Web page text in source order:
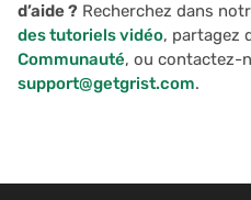
d’aide ? Recherchez dans
des tutoriels vidéo, partagez
Communauté, ou contactez-
support@getgrist.com.